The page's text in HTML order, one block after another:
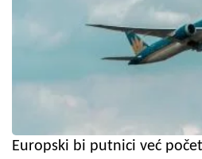
Europski bi putnici već